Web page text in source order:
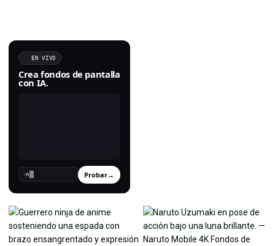
EN VIVO
Crea fondos de pantalla
con IA.
› Probar→